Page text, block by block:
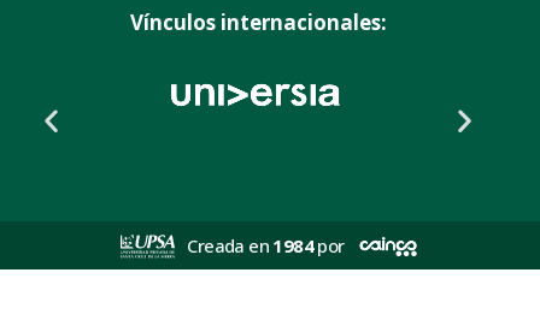
Vínculos internacionales:
Creada en 1984por